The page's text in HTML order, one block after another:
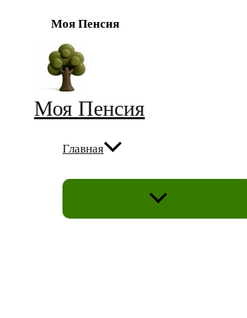
Моя Пенсия
содержимому
Моя Пенсия
Главная
ПЕРЕКЛЮЧАТЕЛЬ